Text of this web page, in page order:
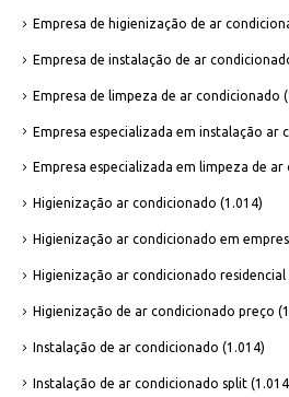
Empresa de higienização de ar
Empresa de instalação de ar
Empresa de limpeza de ar condicionado
Empresa especializada em instalação ar
Empresa especializada em limpeza de
Higienização ar condicionado (1.014)
Higienização ar condicionado em
Higienização ar condicionado residencial
Higienização de ar condicionado preço
Instalação de ar condicionado (1.014)
Instalação de ar condicionado split